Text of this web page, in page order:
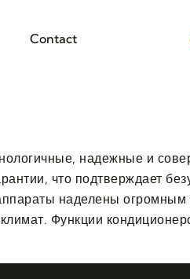
Contact
надежные и
что подтверждает
наделены огромным
Функции